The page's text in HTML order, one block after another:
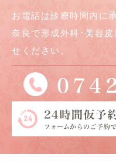
お電話は診療時間内に
奈良で形成外科･美容
せください。